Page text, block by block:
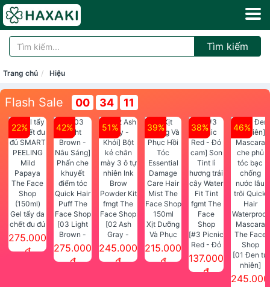
Tìm kiếm
Trang chủ Hiệu
Flash Sale 00 34 10
22%
Gel tẩy da
chết đu đủ
SMART
PEELING
275.000
đ
42%
[03 Light
Brown -
Nâu Sáng]
Phấn che
275.000
đ
51%
[02 Ash
Gray -
Khói] Bột
kẻ chân
245.000
đ
39%
Xịt Dưỡng
Và Phục
Hồi Tóc
Essential
215.000
đ
38%
[#3 Picnic
Red - Đỏ
cam] Son
137.000
đ
46%
[01 Đen tự
nhiên]
Mascara
245.000